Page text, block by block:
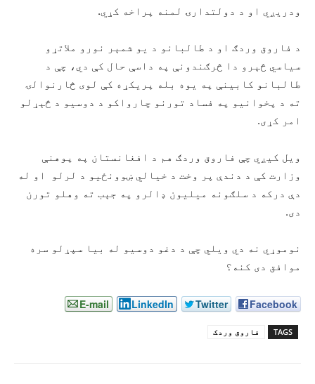
ودریږي او د دولتدارۍ لمنه پراخه کړي.
د فاروق وردګ او د طالبانو د يو شمېر نورو ملاتړو
سياسي څېرو دا څرګندونې په داسې حال کې دي، چې د
طالبانو کابینې په یوه بله پریکړه کې لوی څارنوالۍ
ته د پخوانيو په فساد تورنو چارواکو د دوسيو د څېړلو
امر کړی.
ويل کيږي چې فاروق وردګ هم د افغانستان په پوهنې
وزارت کې د دندې پر وخت د خیالي ښوونځیو د لرلو او له
دې درکه د سلګونه میلیون ډالرو په جېب ته وهلو تورن
دی.
نوموړي نه دي ويلي چې د دغو دوسيو له بيا سپړلو سره
موافق دی کنه؟
Facebook
Twitter
LinkedIn
E-mail
TAGS فاروق وردک